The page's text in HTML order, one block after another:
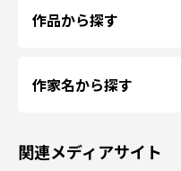
作品から探す
作家名から探す
関連メディアサイト